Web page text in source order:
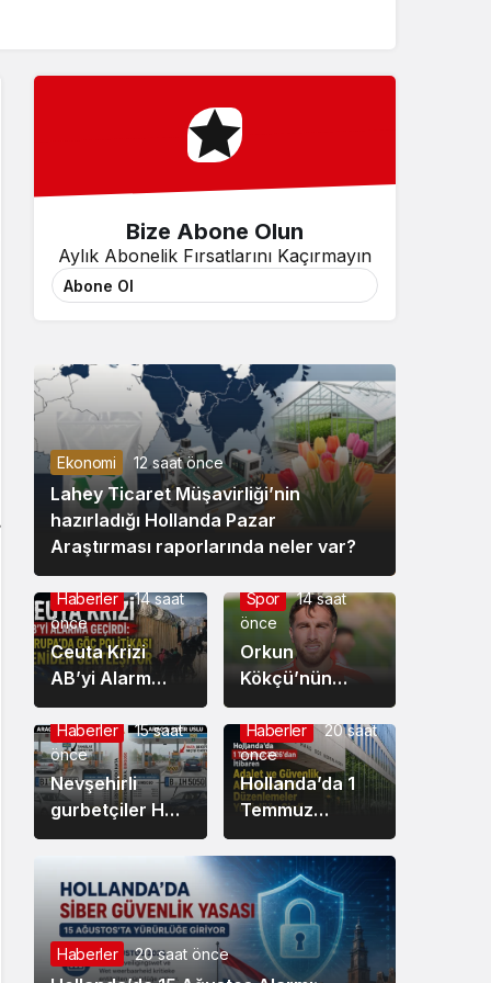
Bize Abone Olun
Aylık Abonelik Fırsatlarını Kaçırmayın
Abone Ol
Ekonomi 12 saat önce
Lahey Ticaret Müşavirliği’nin
hazırladığı Hollanda Pazar
Araştırması raporlarında neler var?
Haberler
14 saat
önce
Ceuta Krizi
AB’yi Alarm
Durumuna
Geçirdi:
Avrupa’da Göç
Politikası
Yeniden
Sertleşiyor
Spor
14 saat
önce
Orkun
Kökçü’nün
kardeşi Ozan
Can Kökçü de
Türkiye’de
forma giyiyor
Haberler
15 saat
önce
Nevşehirli
gurbetçiler HGS
sistemindeki
oldu: Ödediği
ücreti görünce
şaşırdı, kaldı!
Haberler
20 saat
önce
Hollanda’da 1
Temmuz
2026’dan
İtibaren Adalet
ve Güvenlik
Alanında Yeni
Düzenlemeler
Yürürlüğe Girdi
Haberler 20 saat önce